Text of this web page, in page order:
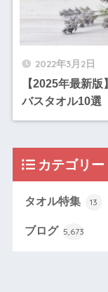
2022年3月2日
【2025年最新
バスタオル10選
カテゴリー
タオル特集 13
ブログ 5,673